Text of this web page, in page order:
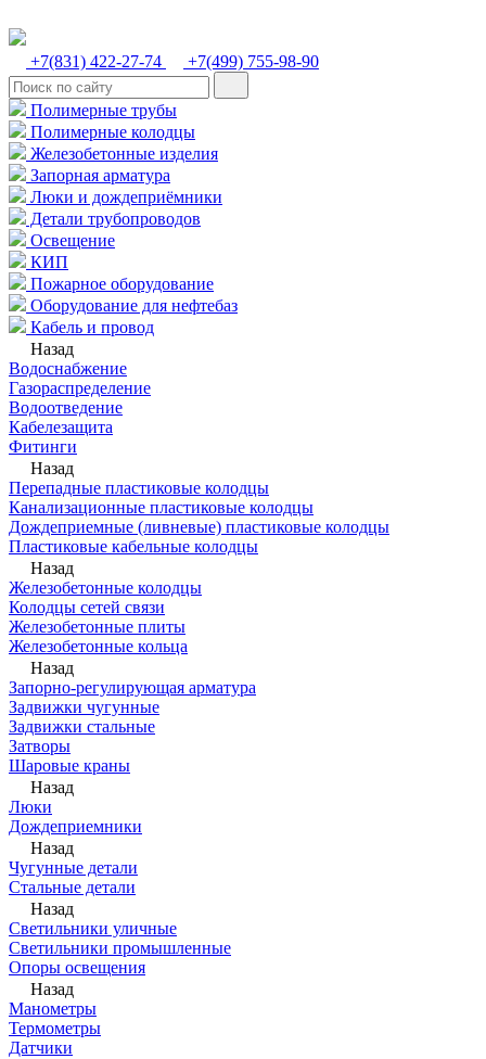
+7(831) 422-27-74 +7(499) 755-98-90
Полимерные трубы
Полимерные колодцы
Железобетонные изделия
Запорная арматура
Люки и дождеприёмники
Детали трубопроводов
Освещение
КИП
Пожарное оборудование
Оборудование для нефтебаз
Кабель и провод
Назад
Водоснабжение
Газораспределение
Водоотведение
Кабелезащита
Фитинги
Назад
Перепадные пластиковые колодцы
Канализационные пластиковые колодцы
Дождеприемные (ливневые) пластиковые колодцы
Пластиковые кабельные колодцы
Назад
Железобетонные колодцы
Колодцы сетей связи
Железобетонные плиты
Железобетонные кольца
Назад
Запорно-регулирующая арматура
Задвижки чугунные
Задвижки стальные
Затворы
Шаровые краны
Назад
Люки
Дождеприемники
Назад
Чугунные детали
Стальные детали
Назад
Светильники уличные
Светильники промышленные
Опоры освещения
Назад
Манометры
Термометры
Датчики